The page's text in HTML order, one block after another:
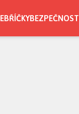
BEZPEČNOST